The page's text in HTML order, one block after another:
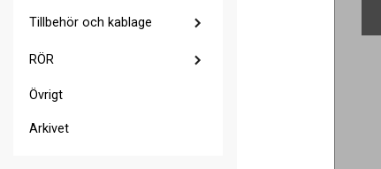
Tillbehör och kablage
RÖR
Övrigt
Arkivet